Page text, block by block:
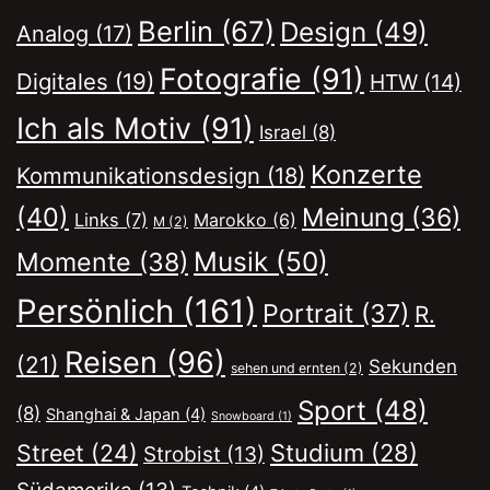
Analog (17) Berlin (67) Design (49)
Digitales (19) Fotografie (91) HTW (14)
Ich als Motiv (91) Israel (8)
Kommunikationsdesign (18) Konzerte
(40) Links (7) M (2) Marokko (6) Meinung (36)
Momente (38) Musik (50)
Persönlich (161) Portrait (37) R.
(21) Reisen (96) sehen und ernten (2) Sekunden
(8) Shanghai & Japan (4) Snowboard (1) Sport (48)
Street (24) Strobist (13) Studium (28)